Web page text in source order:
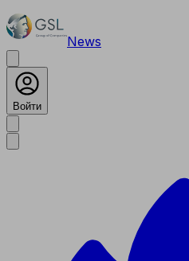
News
Войти